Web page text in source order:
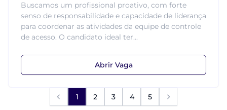
Buscamos um profissional proativo, com forte
senso de responsabilidade e capacidade de liderança
para coordenar as atividades da equipe de controle
de acesso. O candidato ideal ter...
Abrir Vaga
1 2 3 4 5